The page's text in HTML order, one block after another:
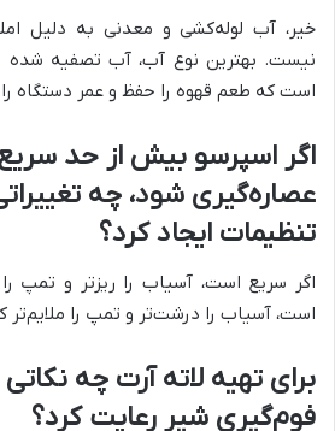
خیر، آب لوله‌کشی و معدنی به دلیل
است که طعم قهوه را حفظ و عمر دستگاه
اگر اسپرسو بیش از حد
عصاره‌گیری شود، چه
تنظیمات ایجاد کرد؟
اگر سریع است، آسیاب را ریزتر و تمپ
است، آسیاب را درشت‌تر و تمپ را ملایم‌تر
برای تهیه لاته آرت چه نکاتی
فوم‌گیری شیر رعایت کرد؟